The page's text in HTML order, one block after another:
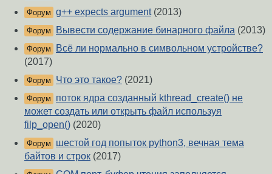
Форум g++ expects argument(2013)
Форум Вывести содержание бинарного файла (2013)
Форум
Всё ли нормально в символьном устройстве?
(2017)
Форум Что это такое? (2021)
Форум
поток ядра созданный kthread_create() не
может создать или открыть файл используя
filp_open() (2020)
Форум
шестой год попыток python3, вечная тема
байтов и строк (2017)